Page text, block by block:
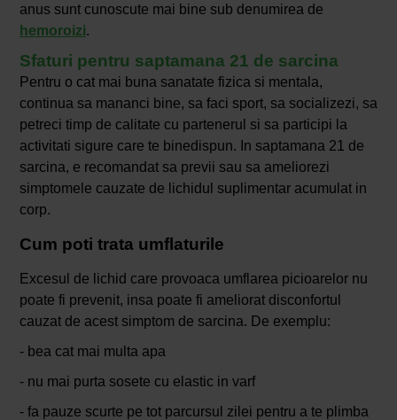
anus sunt cunoscute mai bine sub denumirea de
hemoroizi.
Sfaturi pentru saptamana 21 de sarcina
Pentru o cat mai buna sanatate fizica si mentala,
continua sa mananci bine, sa faci sport, sa socializezi, sa
petreci timp de calitate cu partenerul si sa participi la
activitati sigure care te binedispun. In saptamana 21 de
sarcina, e recomandat sa previi sau sa ameliorezi
simptomele cauzate de lichidul suplimentar acumulat in
corp.
Cum poti trata umflaturile
Excesul de lichid care provoaca umflarea picioarelor nu
poate fi prevenit, insa poate fi ameliorat disconfortul
cauzat de acest simptom de sarcina. De exemplu:
- bea cat mai multa apa
- nu mai purta sosete cu elastic in varf
- fa pauze scurte pe tot parcursul zilei pentru a te plimba